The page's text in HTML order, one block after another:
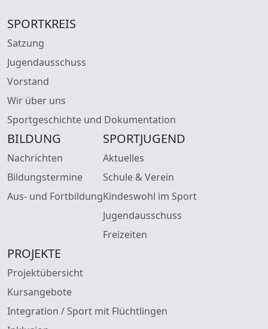
SPORTKREIS
Satzung
Jugendausschuss
Vorstand
Wir über uns
Sportgeschichte und Dokumentation
BILDUNG
Nachrichten
Bildungstermine
Aus- und Fortbildung
SPORTJUGEND
Aktuelles
Schule & Verein
Kindeswohl im Sport
Jugendausschuss
Freizeiten
PROJEKTE
Projektübersicht
Kursangebote
Integration / Sport mit Flüchtlingen